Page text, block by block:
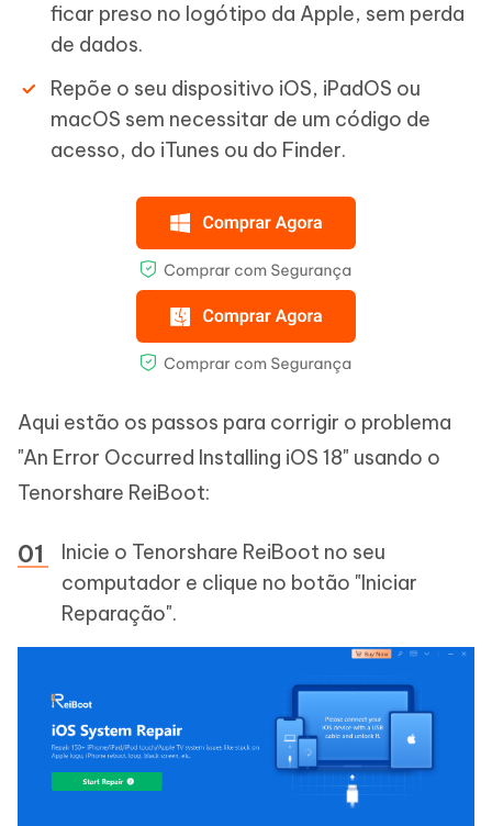
ficar preso no logótipo da Apple, sem perda
de dados.
Repõe o seu dispositivo iOS, iPadOS ou
macOS sem necessitar de um código de
acesso, do iTunes ou do Finder.
Aqui estão os passos para corrigir o problema
"An Error Occurred Installing iOS 18" usando o
Tenorshare ReiBoot:
Inicie o Tenorshare ReiBoot no seu
computador e clique no botão "Iniciar
Reparação".